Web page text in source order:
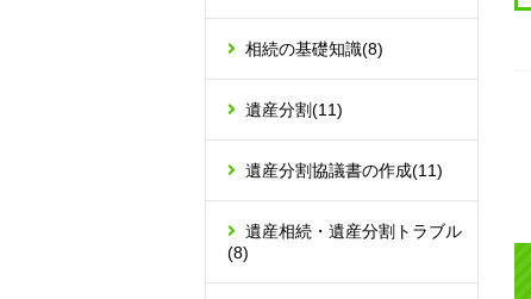
相続の基礎知識(8)
遺産分割(11)
遺産分割協議書の作成(11)
遺産相続・遺産分割トラブル
(8)